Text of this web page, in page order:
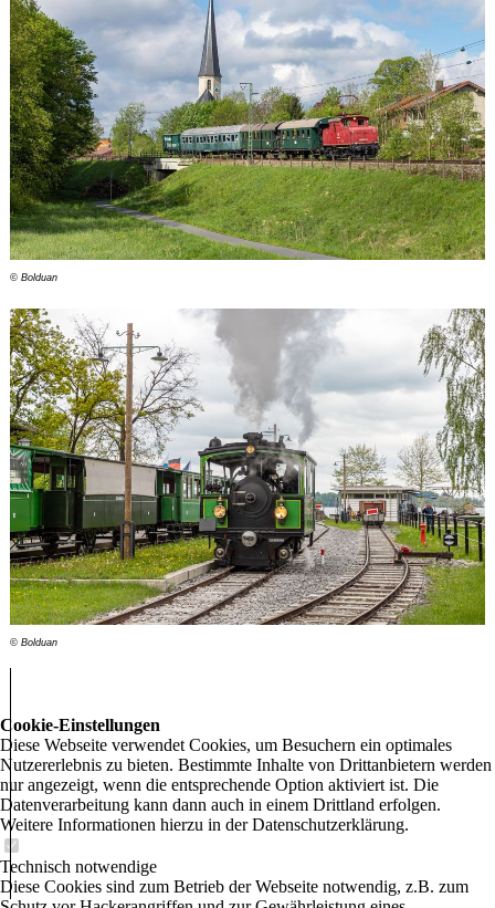
© Bolduan
© Bolduan
Cookie-Einstellungen
Diese Webseite verwendet Cookies, um Besuchern ein optimales
Nutzererlebnis zu bieten. Bestimmte Inhalte von Drittanbietern werden
nur angezeigt, wenn die entsprechende Option aktiviert ist. Die
Datenverarbeitung kann dann auch in einem Drittland erfolgen.
Weitere Informationen hierzu in der Datenschutzerklärung.
Technisch notwendige
Diese Cookies sind zum Betrieb der Webseite notwendig, z.B. zum